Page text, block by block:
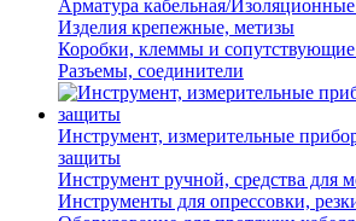
Арматура кабельная/
Изделия крепежные, метизы
Коробки, клеммы и
Разъемы, соединители
Инструмент, измерительные
защиты
Инструмент ручной, средства для
Инструменты для опрессовки,